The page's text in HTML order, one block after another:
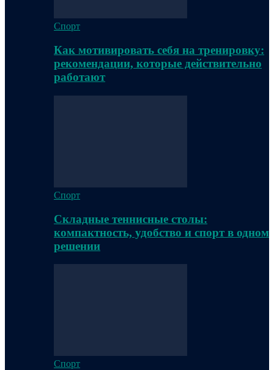
Спорт
Как мотивировать себя на тренировку:
рекомендации, которые действительно
работают
Спорт
Складные теннисные столы:
компактность, удобство и спорт в одном
решении
Спорт